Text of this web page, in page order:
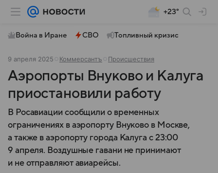
+23°
Война в Иране СВО Топливный кризис
9 апреля 2025 Коммерсантъ Происшествия
Аэропорты Внуково и Калуга
приостановили работу
В Росавиации сообщили о временных
ограничениях в аэропорту Внуково в Москве,
а также в аэропорту города Калуга с 23:00
9 апреля. Воздушные гавани не принимают
и не отправляют авиарейсы.